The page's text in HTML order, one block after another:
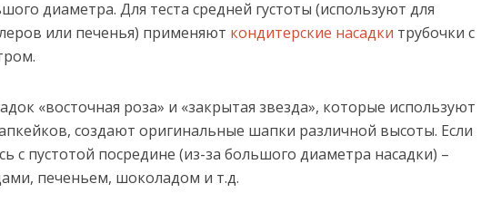
диаметра. Для теста средней густоты (используют для
или печенья) применяют кондитерские насадки трубочки с
«восточная роза» и «закрытая звезда», которые используют
создают оригинальные шапки различной высоты. Если
с пустотой посредине (из-за большого диаметра насадки) –
печеньем, шоколадом и т.д.